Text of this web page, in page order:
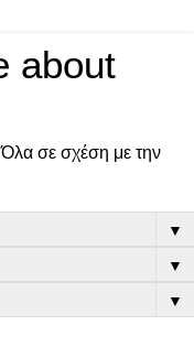
about
σε σχέση με την
▼
▼
▼